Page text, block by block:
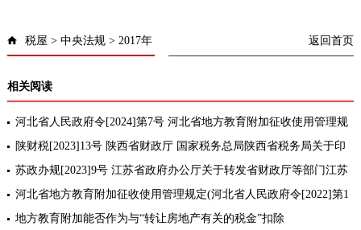
税屋 > 中央法规> 2017年 返回首页
相关阅读
河北省人民政府令[2024]第7号 河北省地方教育附加征收使用管理规
定陕财税[2023]13号 陕西省财政厅 国家税务总局陕西省税务局关于印
发《陕西省地方教育附加征收管理办法》的通知
苏政办规[2023]9号 江苏省政府办公厅关于转发省财政厅等部门江苏
省教育费附加、地方教育附加征收和使用管理办法的通知
河北省地方教育附加征收使用管理规定(河北省人民政府令[2022]第1
号修订)
地方教育附加能否作为与“转让房地产有关的税金”扣除